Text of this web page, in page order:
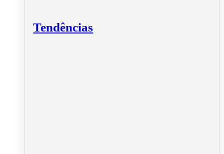
Tendências